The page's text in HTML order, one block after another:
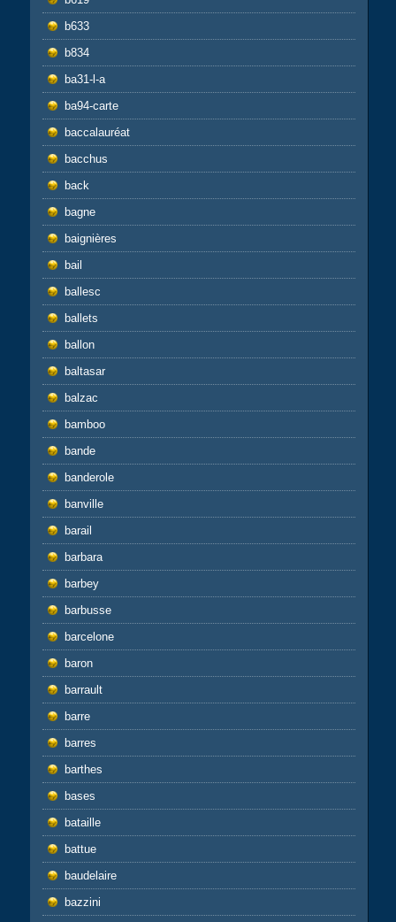
b633
b834
ba31-l-a
ba94-carte
baccalauréat
bacchus
back
bagne
baignières
bail
ballesc
ballets
ballon
baltasar
balzac
bamboo
bande
banderole
banville
barail
barbara
barbey
barbusse
barcelone
baron
barrault
barre
barres
barthes
bases
bataille
battue
baudelaire
bazzini